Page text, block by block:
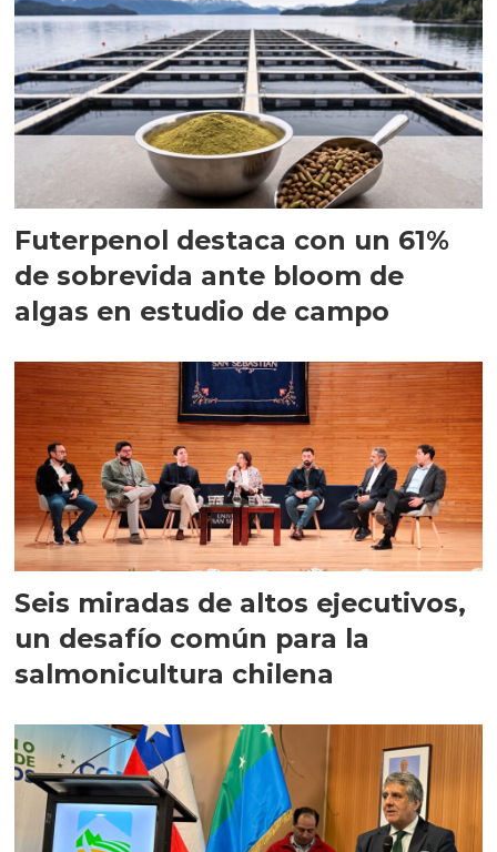
Futerpenol destaca con un 61%
de sobrevida ante bloom de
algas en estudio de campo
Seis miradas de altos ejecutivos,
un desafío común para la
salmonicultura chilena